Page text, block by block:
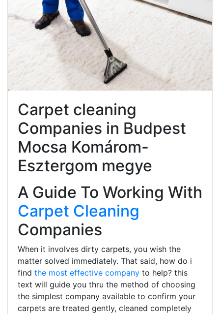
Carpet cleaning
Companies in Budpest
Mocsa Komárom-
Esztergom megye
A Guide To Working With
Carpet Cleaning
Companies
When it involves dirty carpets, you wish the
matter solved immediately. That said, how do i
find the most effective company to help? this
text will guide you thru the method of choosing
the simplest company available to confirm your
carpets are treated gently, cleaned completely